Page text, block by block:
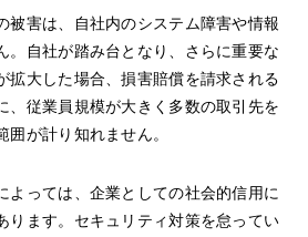
被害は、自社内のシステム障害や情報
。自社が踏み台となり、さらに重要な
拡大した場合、損害賠償を請求される
、従業員規模が大きく多数の取引先を
が計り知れません。
よっては、企業としての社会的信用に
ります。セキュリティ対策を怠ってい